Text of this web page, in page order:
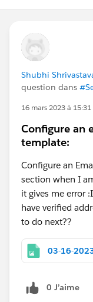
Shubhi
question dans
16 mars 2023 à 15:31
Configure an
template:
Configure an
section when I
it gives me error
have verified
to do next??
03-16-
0 J’aime